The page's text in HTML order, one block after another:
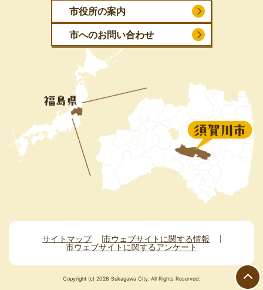
市役所の案内
市へのお問い合わせ
サイトマップ
市ウェブサイトに関する情報
市ウェブサイトに関するアンケート
Copyright (c) 2026 Sukagawa City. All Rights Reserved.